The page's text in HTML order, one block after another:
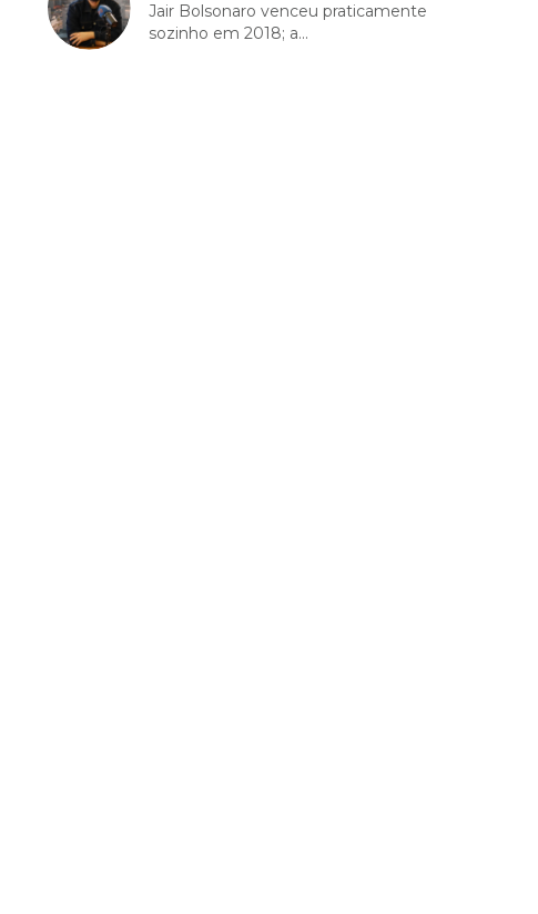
Jair Bolsonaro venceu praticamente
sozinho em 2018; a...